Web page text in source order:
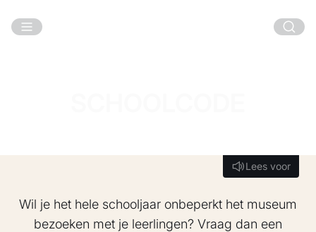
Lees voor
Lees voor
Wil je het hele schooljaar onbeperkt het museum
bezoeken met je leerlingen? Vraag dan een